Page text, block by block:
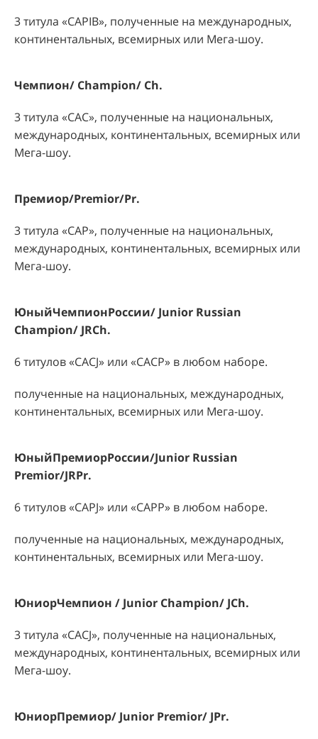
3 титула «CAРIB», полученные на международных,
континентальных, всемирных или Мега-шоу.
Чемпион/ Champion/ Ch.
3 титула «CAC», полученные на национальных,
международных, континентальных, всемирных или
Мега-шоу.
Премиор/Premior/Pr.
3 титула «CAP», полученные на национальных,
международных, континентальных, всемирных или
Мега-шоу.
ЮныйЧемпионРоссии/ Junior Russian
Champion/ JRCh.
6 титулов «CACJ» или «CACP» в любом наборе.
полученные на национальных, международных,
континентальных, всемирных или Мега-шоу.
ЮныйПремиорРоссии/Junior Russian
Premior/JRPr.
6 титулов «CAРJ» или «CAРP» в любом наборе.
полученные на национальных, международных,
континентальных, всемирных или Мега-шоу.
ЮниорЧемпион / Junior Champion/ JCh.
3 титула «CACJ», полученные на национальных,
международных, континентальных, всемирных или
Мега-шоу.
ЮниорПремиор/ Junior Premior/ JPr.